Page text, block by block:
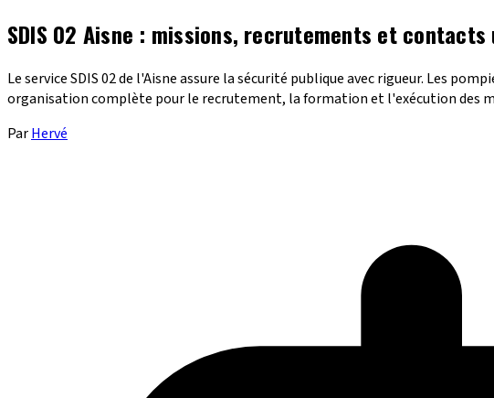
SDIS 02 Aisne : missions, recrutements et
Le service SDIS 02 de l'Aisne assure la sécurité publique avec rigueur. Les
organisation complète pour le recrutement, la formation et l'exécution des
ParHervé